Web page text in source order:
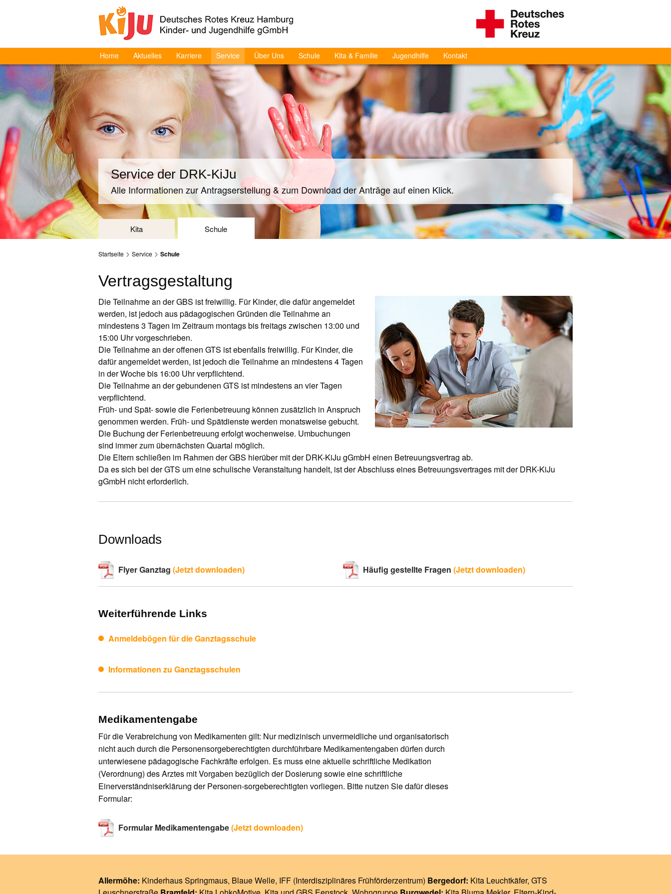
Home Aktuelles Karriere Service Über Uns Schule Kita & Familie Jugendhilfe Kontakt
Service der DRK-KiJu
Alle Informationen zur Antragserstellung & zum Download der Anträge auf einen Klick.
Kita Schule
Startseite Service Schule
Vertragsgestaltung
Die Teilnahme an der GBS ist freiwillig. Für Kinder, die dafür angemeldet
werden, ist jedoch aus pädagogischen Gründen die Teilnahme an
mindestens 3 Tagen im Zeitraum montags bis freitags zwischen 13:00 und
15:00 Uhr vorgeschrieben.
Die Teilnahme an der offenen GTS ist ebenfalls freiwillig. Für Kinder, die
dafür angemeldet werden, ist jedoch die Teilnahme an mindestens 4 Tagen
in der Woche bis 16:00 Uhr verpflichtend.
Die Teilnahme an der gebundenen GTS ist mindestens an vier Tagen
verpflichtend.
Früh- und Spät- sowie die Ferienbetreuung können zusätzlich in Anspruch
genommen werden. Früh- und Spätdienste werden monatsweise gebucht.
Die Buchung der Ferienbetreuung erfolgt wochenweise. Umbuchungen
sind immer zum übernächsten Quartal möglich.
Die Eltern schließen im Rahmen der GBS hierüber mit der DRK-KiJu gGmbH einen Betreuungsvertrag ab.
Da es sich bei der GTS um eine schulische Veranstaltung handelt, ist der Abschluss eines Betreuungsvertrages mit der DRK-KiJu
gGmbH nicht erforderlich.
Downloads
Flyer Ganztag (Jetzt downloaden) Häufig gestellte Fragen (Jetzt downloaden)
Weiterführende Links
Anmeldebögen für die Ganztagsschule
Informationen zu Ganztagsschulen
Medikamentengabe
Für die Verabreichung von Medikamenten gilt: Nur medizinisch unvermeidliche und organisatorisch
nicht auch durch die Personensorgeberechtigten durchführbare Medikamentengaben dürfen durch
unterwiesene pädagogische Fachkräfte erfolgen. Es muss eine aktuelle schriftliche Medikation
(Verordnung) des Arztes mit Vorgaben bezüglich der Dosierung sowie eine schriftliche
Einerverständniserklärung der Personen-sorgeberechtigten vorliegen. Bitte nutzen Sie dafür dieses
Formular:
Formular Medikamentengabe(Jetzt downloaden)
Allermöhe: Kinderhaus Springmaus, Blaue Welle, IFF (Interdisziplinäres Frühförderzentrum) Bergedorf: Kita Leuchtkäfer, GTS